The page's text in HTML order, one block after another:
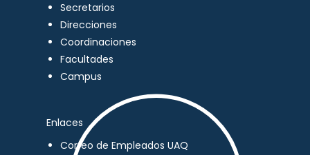
Secretarios
Direcciones
Coordinaciones
Facultades
Campus
Enlaces
Correo de Empleados UAQ